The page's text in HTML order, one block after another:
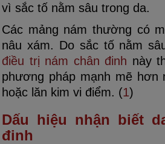
vì sắc tố nằm sâu trong da.
Các mảng nám thường có
nâu xám. Do sắc tố nằm
điều trị nám chân đinh này
phương pháp mạnh mẽ hơn
hoặc lăn kim vi điểm. (1)
Dấu hiệu nhận biết
đinh